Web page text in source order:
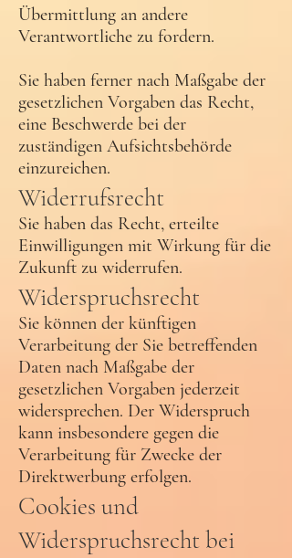
Übermittlung an andere
Verantwortliche zu fordern.
Sie haben ferner nach Maßgabe der
gesetzlichen Vorgaben das Recht,
eine Beschwerde bei der
zuständigen Aufsichtsbehörde
einzureichen.
Widerrufsrecht
Sie haben das Recht, erteilte
Einwilligungen mit Wirkung für die
Zukunft zu widerrufen.
Widerspruchsrecht
Sie können der künftigen
Verarbeitung der Sie betreffenden
Daten nach Maßgabe der
gesetzlichen Vorgaben jederzeit
widersprechen. Der Widerspruch
kann insbesondere gegen die
Verarbeitung für Zwecke der
Direktwerbung erfolgen.
Cookies und
Widerspruchsrecht bei